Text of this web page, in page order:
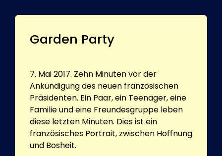
Garden Party
7. Mai 2017. Zehn Minuten vor der
Ankündigung des neuen französischen
Präsidenten. Ein Paar, ein Teenager, eine
Familie und eine Freundesgruppe leben
diese letzten Minuten. Dies ist ein
französisches Portrait, zwischen Hoffnung
und Bosheit.